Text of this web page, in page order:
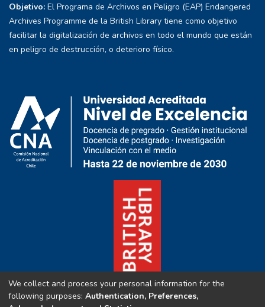
Objetivo: El Programa de Archivos en Peligro (EAP) Endangered
Archives Programme de la British Library tiene como objetivo
facilitar la digitalización de archivos en todo el mundo que están
en peligro de destrucción, o deterioro físico.
We collect and process your personal information for the
following purposes: Authentication, Preferences,